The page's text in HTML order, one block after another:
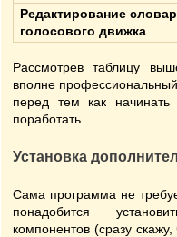
Редактирование
голосового движка
Рассмотрев таблицу
вполне
перед тем как
поработать.
Установка
Сама программа не
понадобится
компонентов (сразу